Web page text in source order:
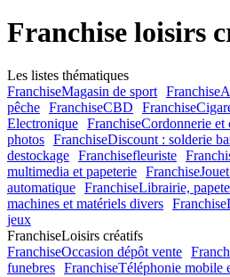
Franchise loisirs
Les listes thématiques
FranchiseMagasin de sport Franchise
pêche FranchiseCBD Franchise
Electronique FranchiseCordonnerie et
photos FranchiseDiscount : solderie
destockage Franchisefleuriste
multimedia et papeterie Franchise
automatique FranchiseLibrairie,
machines et matériels divers Franchise
jeux
FranchiseLoisirs créatifs
FranchiseOccasion dépôt vente
funebres FranchiseTéléphonie mobile